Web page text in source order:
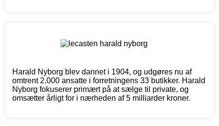
Harald Nyborg blev dannet i 1904, og udgøres nu af
omtrent 2.000 ansatte i forretningens 33 butikker. Harald
Nyborg fokuserer primært på at sælge til private, og
omsætter årligt for i nærheden af 5 milliarder kroner.